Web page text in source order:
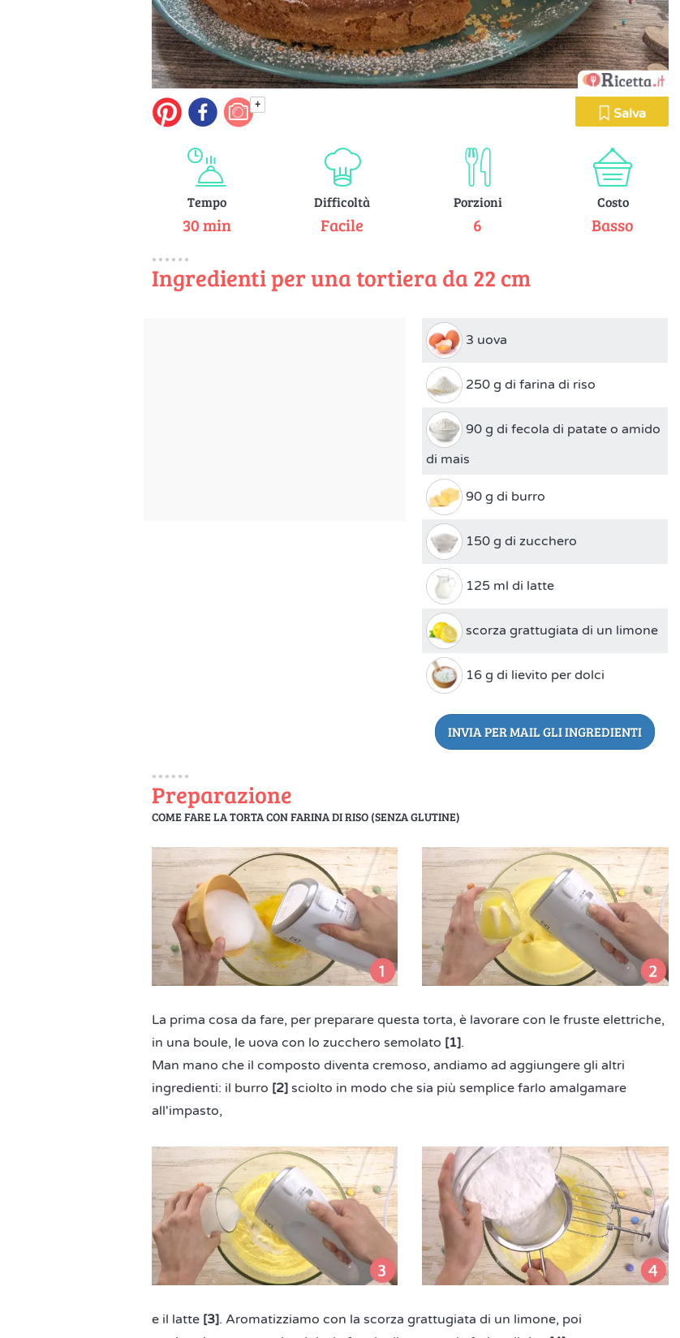
+
Salva
Tempo
30 min
Difficoltà
Facile
Porzioni
6
Costo
Basso
Ingredienti per una tortiera da 22 cm
3 uova
250 g di farina di riso
90 g di fecola di patate o amido
di mais
90 g di burro
150 g di zucchero
125 ml di latte
scorza grattugiata di un limone
16 g di lievito per dolci
INVIA PER MAIL GLI INGREDIENTI
Preparazione
COME FARE LA TORTA CON FARINA DI RISO (SENZA GLUTINE)
La prima cosa da fare, per preparare questa torta, è lavorare con le fruste elettriche,
in una boule, le uova con lo zucchero semolato [1].
Man mano che il composto diventa cremoso, andiamo ad aggiungere gli altri
ingredienti: il burro [2] sciolto in modo che sia più semplice farlo amalgamare
all'impasto,
e il latte [3]. Aromatizziamo con la scorza grattugiata di un limone, poi